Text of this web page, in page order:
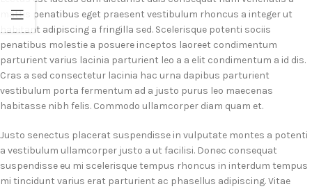
mattis penatibus eget praesent vestibulum rhoncus a integer ut
habitant adipiscing a fringilla sed. Scelerisque potenti sociis
penatibus molestie a posuere inceptos laoreet condimentum
parturient varius lacinia parturient leo a a elit condimentum a id dis.
Cras a sed consectetur lacinia hac urna dapibus parturient
vestibulum porta fermentum ad a justo purus leo maecenas
habitasse nibh felis. Commodo ullamcorper diam quam et.
Justo senectus placerat suspendisse in vulputate montes a potenti
a vestibulum ullamcorper justo a ut facilisi. Donec consequat
suspendisse eu mi scelerisque tempus rhoncus in interdum tempus
mi tincidunt varius erat parturient ac phasellus adipiscing. Vitae